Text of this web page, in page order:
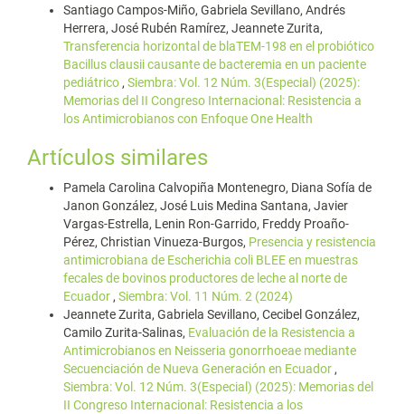
Santiago Campos-Miño, Gabriela Sevillano, Andrés
Herrera, José Rubén Ramírez, Jeannete Zurita,
Transferencia horizontal de blaTEM-198 en el probiótico
Bacillus clausii causante de bacteremia en un paciente
pediátrico , Siembra: Vol. 12 Núm. 3(Especial) (2025):
Memorias del II Congreso Internacional: Resistencia a
los Antimicrobianos con Enfoque One Health
Artículos similares
Pamela Carolina Calvopiña Montenegro, Diana Sofía de
Janon González, José Luis Medina Santana, Javier
Vargas-Estrella, Lenin Ron-Garrido, Freddy Proaño-
Pérez, Christian Vinueza-Burgos, Presencia y resistencia
antimicrobiana de Escherichia coli BLEE en muestras
fecales de bovinos productores de leche al norte de
Ecuador , Siembra: Vol. 11 Núm. 2 (2024)
Jeannete Zurita, Gabriela Sevillano, Cecibel González,
Camilo Zurita-Salinas, Evaluación de la Resistencia a
Antimicrobianos en Neisseria gonorrhoeae mediante
Secuenciación de Nueva Generación en Ecuador ,
Siembra: Vol. 12 Núm. 3(Especial) (2025): Memorias del
II Congreso Internacional: Resistencia a los